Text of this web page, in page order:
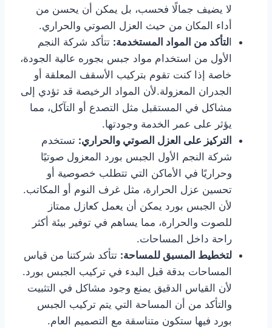
لا يضيف جمالًا فحسب، بل يمكن أن يحسن من
أداء المكان من حيث العزل الصوتي والحراري.
لتأكد من المواد المستخدمة: تتأكد شركة النجم
الأول من استخدام مواد جبس بجوره عالية الجودة،
خاصة إذا كنت تقوم بتركيب الأسقف المعلقة أو
الجدران المعزولة.لأن المواد الرخيصة قد تؤدي إلى
مشاكل في المستقبل مثل التصدع أو التآكل، مما
يؤثر على عمر الخدمة وجودتها.
التركيز على العزل الصوتي والحراري: تستخدم
شركة النجم الأول الجبس بورد المعزول صوتيًا
وحراريًا في الأماكن التي تتطلب خصوصية أو
تحسين عزل الحرارة، مثل غرف النوم أو المكاتب.
لأن الجبس بورد يمكن أن يعمل كعازل ممتاز
للصوت والحرارة، مما يساهم في توفير بيئة أكثر
راحة داخل المساحات.
لتخطيط المسبق للمساحة: تتأكد شركتنا من قياس
المساحات بدقة قبل البدء في تركيب الجبس بورد.
لأن القياس الدقيق يمنع وجود مشاكل في التثبيت
والتأكد من أن المساحة التي يتم تركيب الجبس
بورد فيها ستكون متناسقة مع التصميم العام.